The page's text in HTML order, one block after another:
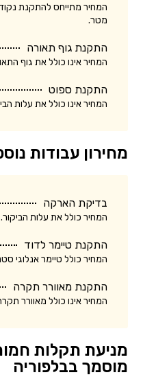
מטר.
התקנת גוף תאורה
המחיר אינו כולל את גוף
התקנת ספוט
המחיר אינו כולל את עלות
מחירון עבודות
בדיקת הארקה
המחיר כולל את עלות הביקור.
התקנת טיימר לדוד
המחיר כולל טיימר אנלוגי
התקנת מאוורר תקרה
המחיר אינו כולל מאוורר
מניעת תקלות
מוסמך בבלפוריה